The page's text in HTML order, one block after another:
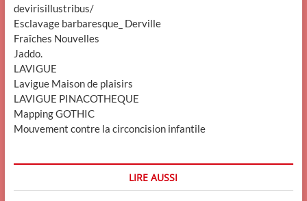
devirisillustribus/
Esclavage barbaresque_ Derville
Fraîches Nouvelles
Jaddo.
LAVIGUE
Lavigue Maison de plaisirs
LAVIGUE PINACOTHEQUE
Mapping GOTHIC
Mouvement contre la circoncision infantile
LIRE AUSSI